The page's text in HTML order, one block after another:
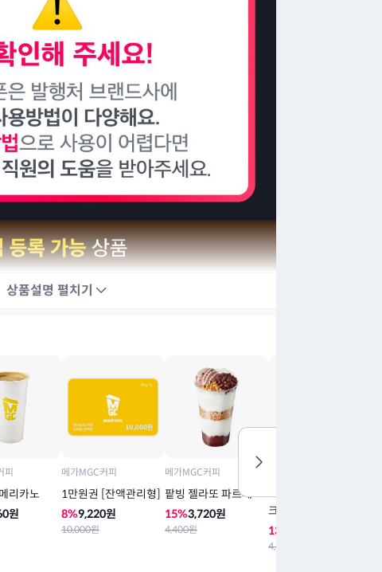
상품설명 펼치기
피
리카노
원
메가MGC커피
1만원권 [잔액관리형]
8%9,220원
10,000원
메가MGC커피
팥빙 젤라또 파르페
15%3,720원
4,400원
커피초코칩 젤라또 슈
크림라떼
13
4,400